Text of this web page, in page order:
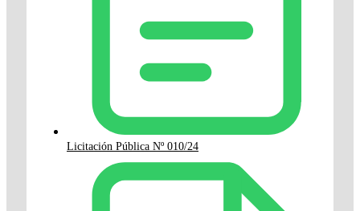
Licitación Pública Nº 010/24